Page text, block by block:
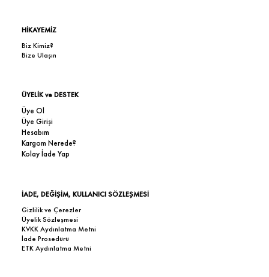
HİKAYEMİZ
Biz Kimiz?
Bize Ulaşın
ÜYELİK ve DESTEK
Üye Ol
Üye Girişi
Hesabım
Kargom Nerede?
Kolay İade Yap
İADE, DEĞİŞİM, KULLANICI SÖZLEŞMESİ
Gizlilik ve Çerezler
Üyelik Sözleşmesi
KVKK Aydınlatma Metni
İade Prosedürü
ETK Aydınlatma Metni